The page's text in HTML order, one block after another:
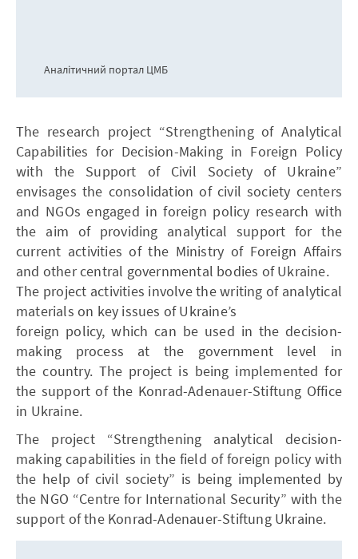
Аналітичний портал ЦМБ
The research project “Strengthening of Analytical
Capabilities for Decision-Making in Foreign Policy
with the Support of Civil Society of Ukraine”
envisages the consolidation of civil society centers
and NGOs engaged in foreign policy research with
the aim of providing analytical support for the
current activities of the Ministry of Foreign Affairs
and other central governmental bodies of Ukraine.
The project activities involve the writing of analytical
materials on key issues of Ukraine’s
foreign policy, which can be used in the decision-
making process at the government level in
the country. The project is being implemented for
the support of the Konrad-Adenauer-Stiftung Office
in Ukraine.
The project “Strengthening analytical decision-
making capabilities in the field of foreign policy with
the help of civil society” is being implemented by
the NGO “Centre for International Security” with the
support of the Konrad-Adenauer-Stiftung Ukraine.